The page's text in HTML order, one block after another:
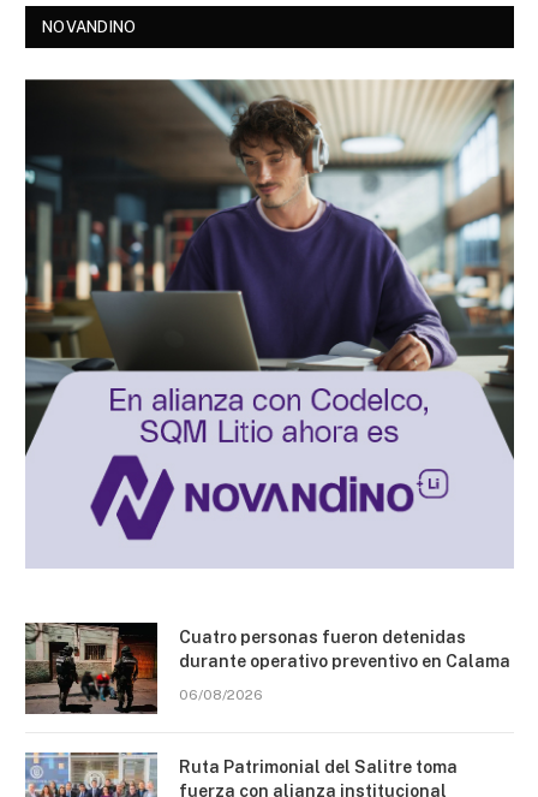
NOVANDINO
Cuatro personas fueron detenidas
durante operativo preventivo en Calama
06/08/2026
Ruta Patrimonial del Salitre toma
fuerza con alianza institucional